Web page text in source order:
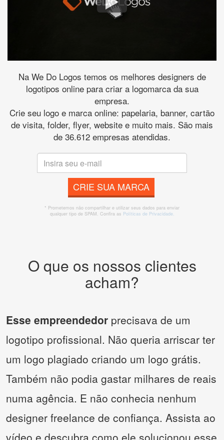
Na We Do Logos temos os melhores designers de
logotipos online para criar a logomarca da sua
empresa.
Crie seu logo e marca online: papelaria, banner, cartão
de visita, folder, flyer, website e muito mais. São mais
de 36.612 empresas atendidas.
CRIE SUA MARCA
* Prometemos não compartilhar e utilizar seus dados para enviar
qualquer tipo de SPAM. Confira as Políticas de Privacidade.
O que os nossos clientes
acham?
Esse empreendedor precisava de um
logotipo profissional. Não queria arriscar ter
um logo plagiado criando um logo grátis.
Também não podia gastar milhares de reais
numa agência. E não conhecia nenhum
designer freelance de confiança. Assista ao